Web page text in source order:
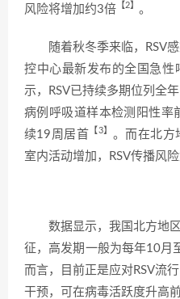
风险将增加约3倍 【2】 。
随着秋冬季来临，RSV
控中心最新发布的全国急性
示，RSV已持续多期位列全
病例呼吸道样本检测阳性率
续19周居首
【3】 。而在北方
室内活动增加，RSV传播风险
数据显示，我国北方地
征，高发期一般为每年10月
而言，目前正是应对RSV流
干预，可在病毒活跃度升高